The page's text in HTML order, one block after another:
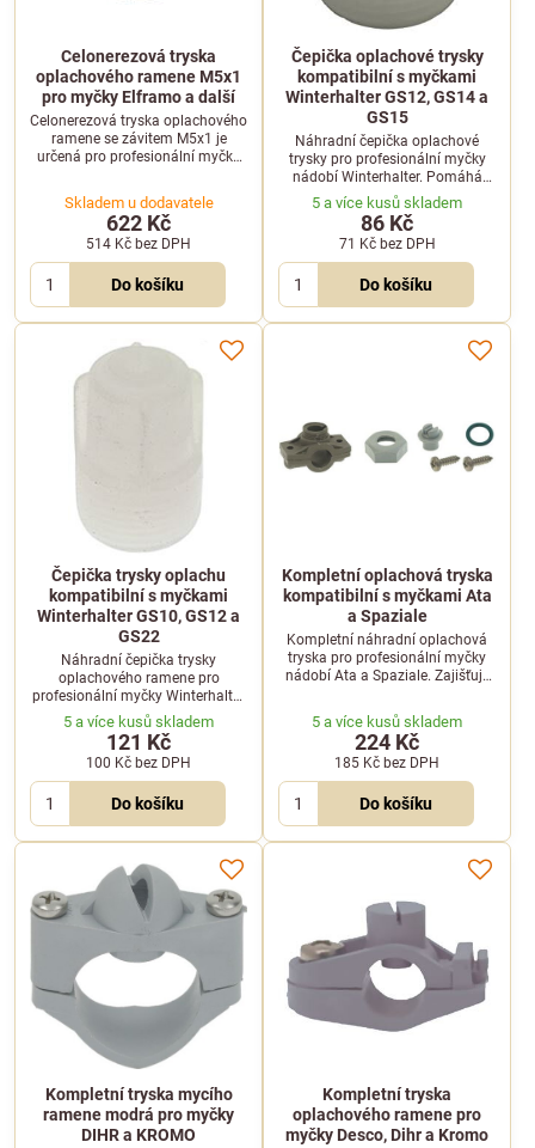
Celonerezová tryska
oplachového ramene M5x1
pro myčky Elframo a další
Celonerezová tryska oplachového
ramene se závitem M5x1 je
určená pro profesionální myčky
Komel či Sammic.
Skladem u dodavatele
622 Kč
514 Kč bez DPH
Do košíku
Čepička oplachové trysky
kompatibilní s myčkami
Winterhalter GS12, GS14 a
GS15
Náhradní čepička oplachové
trysky pro profesionální myčky
nádobí Winterhalter. Pomáhá
správně usměrňovat proud vody
a zajišťuje optimální průběh
oplachového cyklu.
5 a více kusů skladem
86 Kč
71 Kč bez DPH
Do košíku
Čepička trysky oplachu
kompatibilní s myčkami
Winterhalter GS10, GS12 a
GS22
Náhradní čepička trysky
oplachového ramene pro
profesionální myčky Winterhalter
řady GS. Zajišťuje správný směr a
rozptyl oplachové vody.
5 a více kusů skladem
121 Kč
100 Kč bez DPH
Do košíku
Kompletní oplachová tryska
kompatibilní s myčkami Ata
a Spaziale
Kompletní náhradní oplachová
tryska pro profesionální myčky
nádobí Ata a Spaziale. Zajišťuje
oplachu.
5 a více kusů skladem
224 Kč
185 Kč bez DPH
Do košíku
Kompletní tryska mycího
ramene modrá pro myčky
DIHR a KROMO
Kompletní tryska
oplachového ramene pro
myčky Desco, Dihr a Kromo